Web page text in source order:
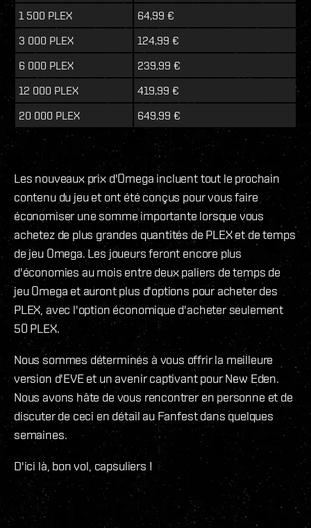
1 500 PLEX
64,99 €
3 000 PLEX
124,99 €
6 000 PLEX
239,99 €
12 000 PLEX
419,99 €
20 000 PLEX
649,99 €
Les nouveaux prix d'Omega incluent tout le prochain
contenu du jeu et ont été conçus pour vous faire
économiser une somme importante lorsque vous
achetez de plus grandes quantités de PLEX et de temps
de jeu Omega. Les joueurs feront encore plus
d'économies au mois entre deux paliers de temps de
jeu Omega et auront plus d'options pour acheter des
PLEX, avec l'option économique d'acheter seulement
50 PLEX.
Nous sommes déterminés à vous offrir la meilleure
version d'EVE et un avenir captivant pour New Eden.
Nous avons hâte de vous rencontrer en personne et de
discuter de ceci en détail au Fanfest dans quelques
semaines.
D'ici là, bon vol, capsuliers !